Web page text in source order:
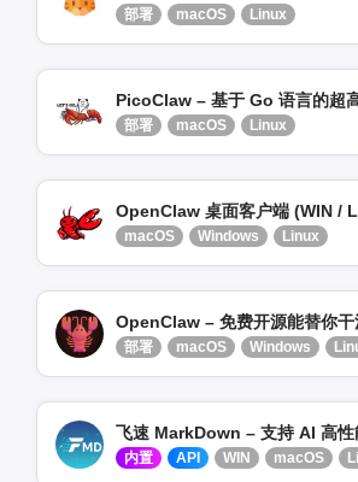
部署 macOS Linux
PicoClaw – 基于 Go 语言的超
部署 macOS Linux
macOS Windows Linux
OpenClaw – 免费开源能替你
部署 macOS Windows
内置 API WIN macOS